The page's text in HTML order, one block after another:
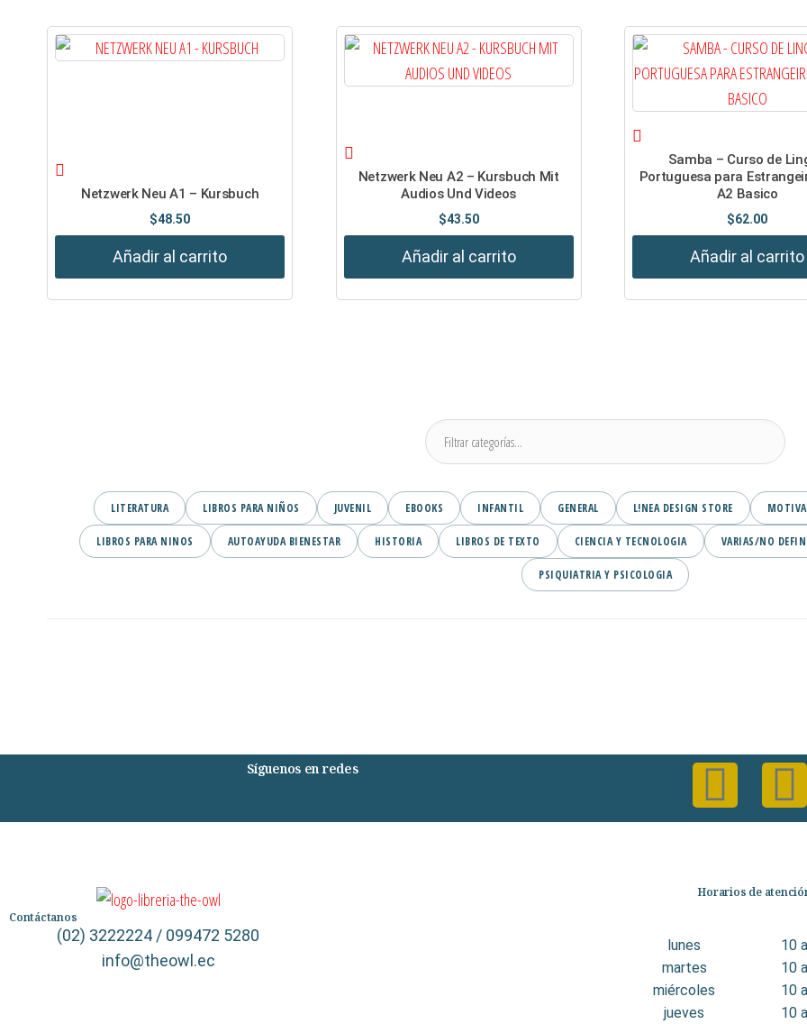
Netzwerk Neu A1 – Kursbuch
$48.50
Añadir al carrito
Netzwerk Neu A2 – Kursbuch Mit
Audios Und Videos
$43.50
Añadir al carrito
Samba – Curso de
Portuguesa para
A2 Basico
$62.00
Añadir al carrito
LITERATURA LIBROS PARA NIÑOS JUVENIL EBOOKS INFANTIL GENERAL L!NEA DESIGN STORE
LIBROS PARA NINOS AUTOAYUDA BIENESTAR HISTORIA LIBROS DE TEXTO CIENCIA Y TECNOLOGIA VARIAS/NO
PSIQUIATRIA Y PSICOLOGIA
Síguenos en redes
Contáctanos
(02) 3222224 / 099472 5280
info@theowl.ec
Horarios de
lunes
10
martes
10
miércoles
10
jueves
10